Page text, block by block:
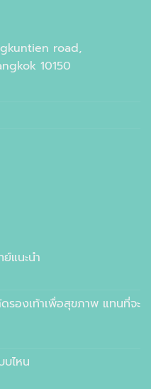
road,
10150
แนะนำ
องเท้าเพื่อสุขภาพ แทนที่จะ
บไหน